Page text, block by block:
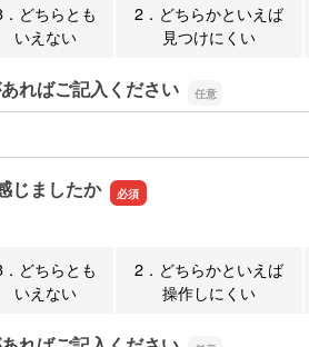
どちらとも
いえない
2．どちらかといえば
見つけにくい
ればご記入ください
ればご記入ください
じましたか
どちらとも
いえない
2．どちらかといえば
操作しにくい